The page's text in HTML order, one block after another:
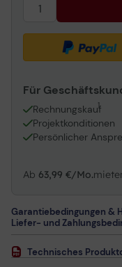
Für
Rechnungskauf
1
Projektkonditionen
Persönlicher
Ab 63,99 €/Mo.
Garantiebedingungen &
Liefer- und
Technisches